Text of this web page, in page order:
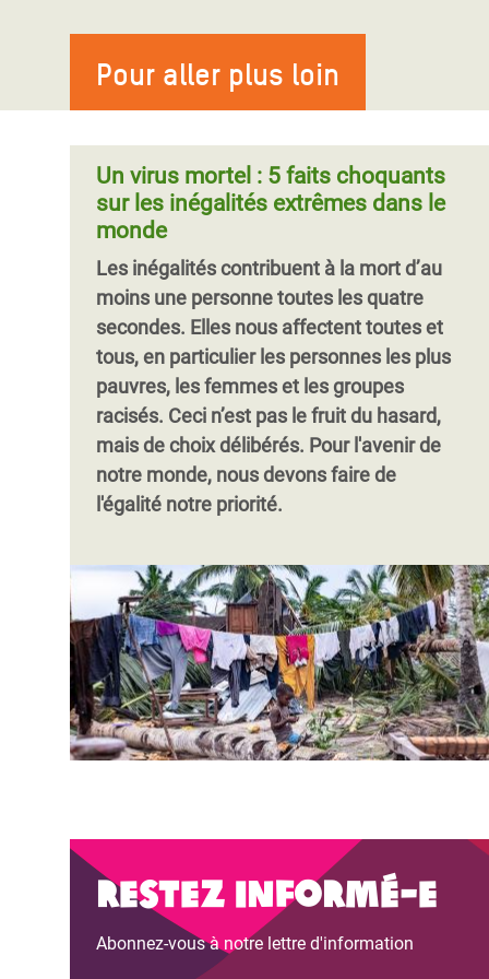
pour s'occuper des autres. Ces tâches ne
sont pourtant ni rémunérées ni
considérées comme essentielles. Si le
11 000 milliards de dollars par an. Mais sa
valeur est en fait bien plus grande. Pour
combattre les inégalités et mettre fin à la
pauvreté, soutenons celles qui comptent.
Pagination
Nous nous réjouissons que la Commission
européenne semble prête à enfin
Pagination
précédent. Les États doivent de toute
urgence mettre en œuvre des mesures
qui permettront d'investir dans des
mesures fortes pour réduire les inégalités.
Pagination
Pour aller plus loin
Un virus mortel : 5 faits choquants
sur les inégalités extrêmes dans le
monde
Les inégalités contribuent à la mort d’au
moins une personne toutes les quatre
secondes. Elles nous affectent toutes et
tous, en particulier les personnes les plus
pauvres, les femmes et les groupes
racisés. Ceci n’est pas le fruit du hasard,
mais de choix délibérés. Pour l'avenir de
notre monde, nous devons faire de
l'égalité notre priorité.
Restez informé-e
Abonnez-vous à notre lettre d'information